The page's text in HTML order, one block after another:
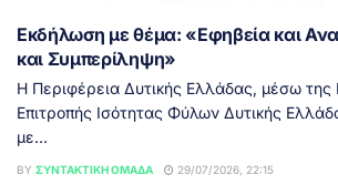
Εκδήλωση με θέμα: «Εφηβεία και
και Συμπερίληψη»
Η Περιφέρεια Δυτικής Ελλάδας, μέσω της
Επιτροπής Ισότητας Φύλων Δυτικής
με...
BY ΣΥΝΤΑΚΤΙΚΉ ΟΜΆΔΑ 29/07/2026, 22:15